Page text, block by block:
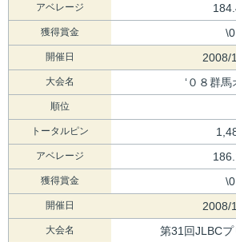
アベレージ
獲得賞金 \0
開催日 2008/
大会名 ‘０８群
順位
トータルピン
アベレージ
獲得賞金 \0
開催日 2008/
大会名 第31回JLBC